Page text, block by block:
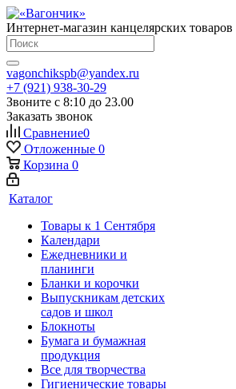
Интернет-магазин канцелярских товаров
vagonchikspb@yandex.ru
+7 (921) 938-30-29
Звоните с 8:10 до 23.00
Заказать звонок
Сравнение0
Отложенные 0
Корзина 0
Каталог
Товары к 1 Сентября
Календари
Ежедневники и
планинги
Бланки и корочки
Выпускникам детских
садов и школ
Блокноты
Бумага и бумажная
продукция
Все для творчества
Гигиенические товары